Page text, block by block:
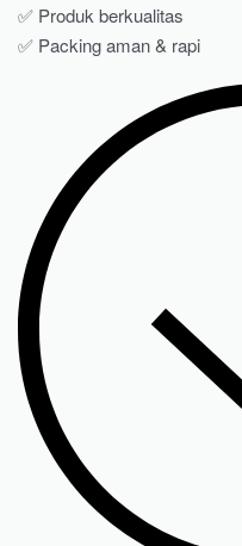
✅ Produk berkualitas
✅ Packing aman & rapi